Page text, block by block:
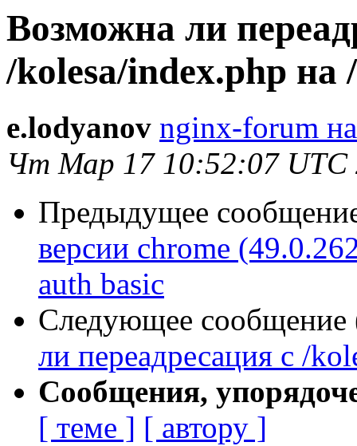
Возможна ли
/kolesa/index.php на
e.lodyanov nginx-forum
Чт Мар 17 10:52:07 UTC
Предыдущее
версии chrome
auth basic
Следующее сообщение
ли переадресация с /
Сообщения,
[ теме ] [ автору ]